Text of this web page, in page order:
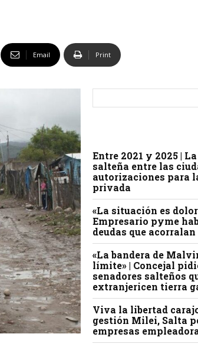
Email Print
Entre 2021 y 2025 |
salteña entre las
autorizaciones para
privada
«La situación es
Empresario pyme
deudas que
«La bandera de
límite» | Concejal
senadores salteños
extranjericen tierra
Viva la libertad
gestión Milei, Salta
empresas